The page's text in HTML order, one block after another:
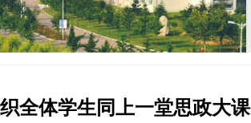
全体学生同上一堂思政大课